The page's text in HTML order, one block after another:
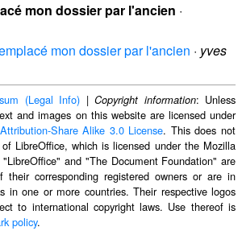
mon dossier par l'ancien ·
mon dossier par l'ancien · yves
(Legal Info) |Copyright information: Unless
and images on this website are licensed under
Share Alike 3.0 License. This does not
LibreOffice, which is licensed under the Mozilla
"LibreOffice" and "The Document Foundation" are
their corresponding registered owners or are in
in one or more countries. Their respective logos
to international copyright laws. Use thereof is
policy.